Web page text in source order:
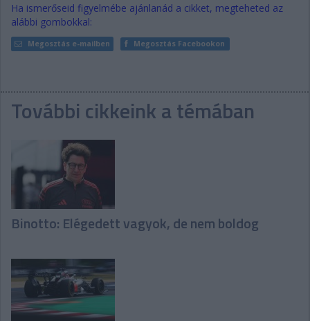
Ha ismerőseid figyelmébe ajánlanád a cikket, megteheted az
alábbi gombokkal:
Megosztás e-mailben Megosztás Facebookon
További cikkeink a témában
Binotto: Elégedett vagyok, de nem boldog